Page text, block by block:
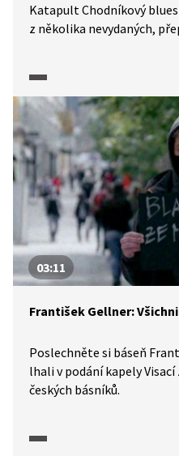
Katapult Chodníkový
z několika nevydaných,
můžeme poslechnout v
básníků.
03:11
František Gellner:
Poslechněte si báseň
lhali v podání kapely
českých básníků.